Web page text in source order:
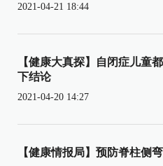
2021-04-21 18:44
【健康大真探】自闭症儿童
下结论
2021-04-20 14:27
【健康情报局】预防脊柱侧